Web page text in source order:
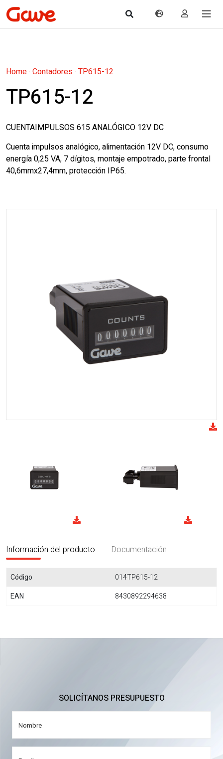
Home· Contadores· TP615-12
TP615-12
CUENTAIMPULSOS 615 ANALÓGICO 12V DC
Cuenta impulsos analógico, alimentación 12V DC, consumo
energía 0,25 VA, 7 dígitos, montaje empotrado, parte frontal
40,6mmx27,4mm, protección IP65.
Información del producto Documentación
Código
014TP615-12
EAN
8430892294638
SOLICÍTANOS PRESUPUESTO